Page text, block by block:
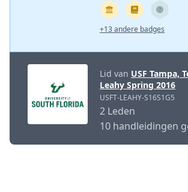
+13 andere badges
Lid van USF Tampa,
Leahy Spring 2016
USFT-LEAHY-S16S1G5
2 Leden
10 handleidingen